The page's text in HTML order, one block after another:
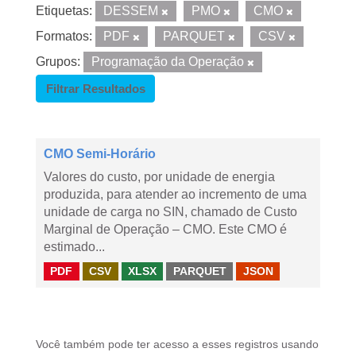
Etiquetas: DESSEM PMO
CMO
Formatos:
PDF PARQUET
CSV
Grupos:
Programação da Operação
Filtrar Resultados
CMO Semi-Horário
Valores do custo, por unidade de energia
produzida, para atender ao incremento de uma
unidade de carga no SIN, chamado de Custo
Marginal de Operação – CMO. Este CMO é
estimado...
PDF CSV XLSX PARQUET JSON
Você também pode ter acesso a esses registros usando